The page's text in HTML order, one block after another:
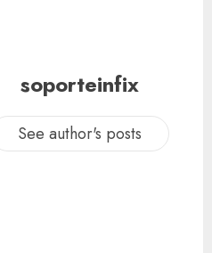
soporteinfix
See author's posts